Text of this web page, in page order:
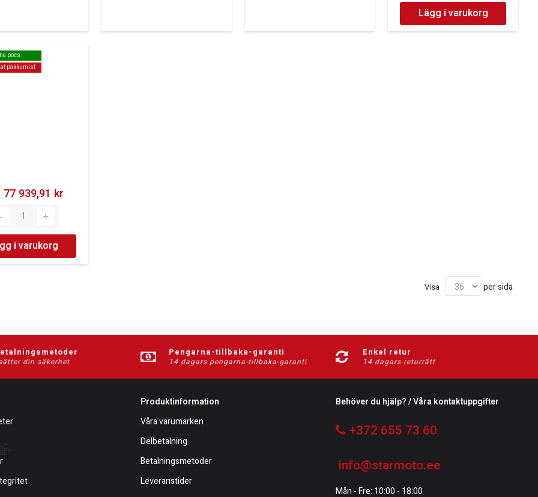
Lägg i varukorg
poes
pakkumist
poes
pakkumist
77 939,91 kr‎
i varukorg
Visa per sida
din säkerhet
Pengarna-tillbaka-garanti
14 dagars pengarna-tillbaka-garanti
Enkel retur
14 dagars returrätt
Produktinformation
Våra varumärken
Delbetalning
Betalningsmetoder
Leveranstider
Behöver du hjälp? / Våra kontaktuppgifter
+372 655 73 60
info@starmoto.ee
Mån - Fre: 10:00 - 18:00